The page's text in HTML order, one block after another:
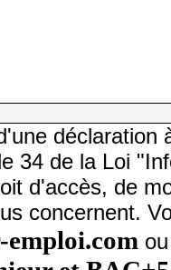
déclaration
34 de la Loi
d'accès, de
concernent.
emploi.com